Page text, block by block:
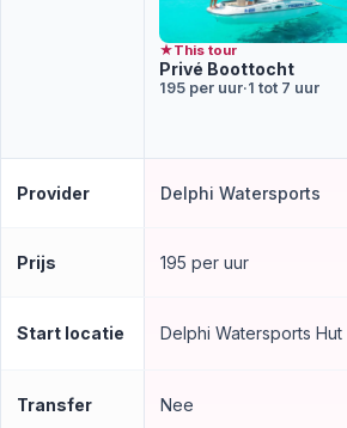
★This tour
Privé Boottocht
195 per uur·1 tot 7 uur
Provider Delphi Watersports
Prijs 195 per uur
Start locatie Delphi Watersports Hut
Transfer Nee